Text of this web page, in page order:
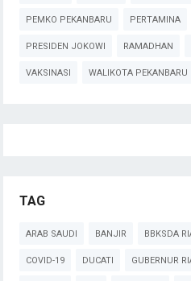
PEMKO PEKANBARU PERTAMINA
PRESIDEN JOKOWI RAMADHAN
VAKSINASI WALIKOTA PEKANBARU
TAG
ARAB SAUDI BANJIR BBKSDA
COVID-19 DUCATI GUBERNUR